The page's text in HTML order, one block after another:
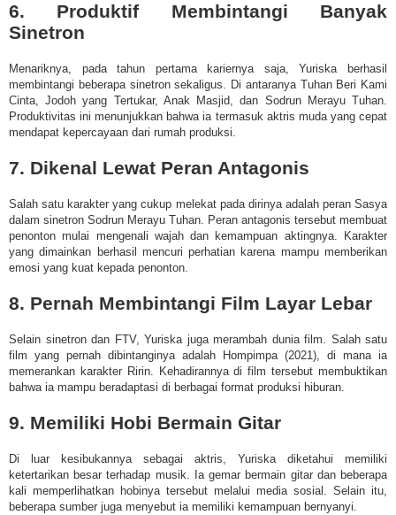
6. Produktif Membintangi Banyak
Sinetron
Menariknya, pada tahun pertama kariernya saja, Yuriska berhasil
membintangi beberapa sinetron sekaligus. Di antaranya Tuhan Beri Kami
Cinta, Jodoh yang Tertukar, Anak Masjid, dan Sodrun Merayu Tuhan.
Produktivitas ini menunjukkan bahwa ia termasuk aktris muda yang cepat
mendapat kepercayaan dari rumah produksi.
7. Dikenal Lewat Peran Antagonis
Salah satu karakter yang cukup melekat pada dirinya adalah peran Sasya
dalam sinetron Sodrun Merayu Tuhan. Peran antagonis tersebut membuat
penonton mulai mengenali wajah dan kemampuan aktingnya. Karakter
yang dimainkan berhasil mencuri perhatian karena mampu memberikan
emosi yang kuat kepada penonton.
8. Pernah Membintangi Film Layar Lebar
Selain sinetron dan FTV, Yuriska juga merambah dunia film. Salah satu
film yang pernah dibintanginya adalah Hompimpa (2021), di mana ia
memerankan karakter Ririn. Kehadirannya di film tersebut membuktikan
bahwa ia mampu beradaptasi di berbagai format produksi hiburan.
9. Memiliki Hobi Bermain Gitar
Di luar kesibukannya sebagai aktris, Yuriska diketahui memiliki
ketertarikan besar terhadap musik. Ia gemar bermain gitar dan beberapa
kali memperlihatkan hobinya tersebut melalui media sosial. Selain itu,
beberapa sumber juga menyebut ia memiliki kemampuan bernyanyi.